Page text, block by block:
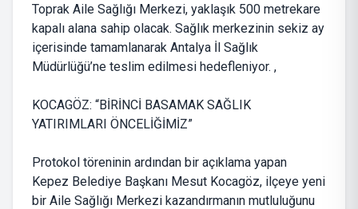
Toprak Aile Sağlığı Merkezi, yaklaşık 500 metrekare
kapalı alana sahip olacak. Sağlık merkezinin sekiz ay
içerisinde tamamlanarak Antalya İl Sağlık
Müdürlüğü’ne teslim edilmesi hedefleniyor. ,
KOCAGÖZ: “BİRİNCİ BASAMAK SAĞLIK
YATIRIMLARI ÖNCELİĞİMİZ”
Protokol töreninin ardından bir açıklama yapan
Kepez Belediye Başkanı Mesut Kocagöz, ilçeye yeni
bir Aile Sağlığı Merkezi kazandırmanın mutluluğunu